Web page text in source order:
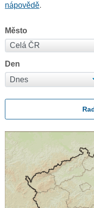
nápovědě.
Město
Den